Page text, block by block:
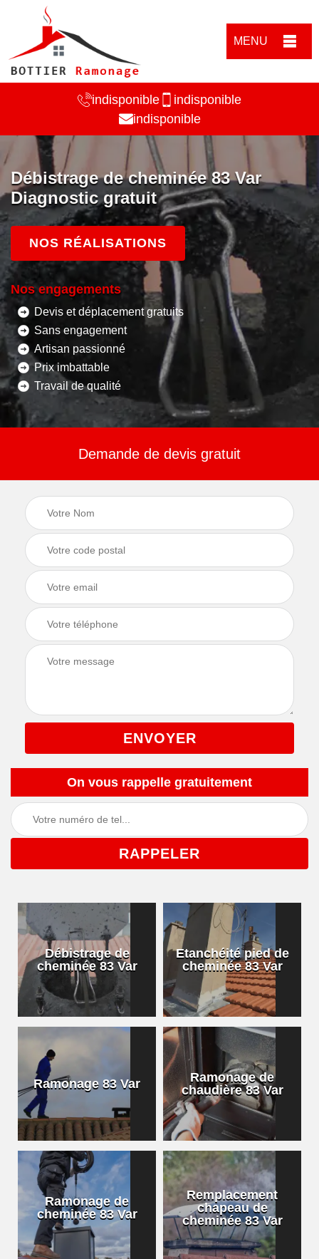
MENU
indisponible
indisponible
indisponible
Débistrage de cheminée 83 Var
Diagnostic gratuit
NOS RÉALISATIONS
Nos engagements
Devis et déplacement gratuits
Sans engagement
Artisan passionné
Prix imbattable
Travail de qualité
Demande de devis gratuit
On vous rappelle gratuitement
Débistrage de
cheminée 83 Var
Etanchéité pied de
cheminée 83 Var
Ramonage 83 Var
Ramonage de
chaudière 83 Var
Ramonage de
cheminée 83 Var
Remplacement
chapeau de
cheminée 83 Var